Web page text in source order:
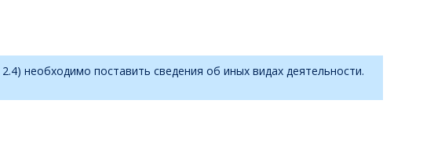
необходимо поставить сведения об иных видах деятельности.